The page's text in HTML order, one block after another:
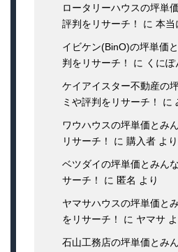
ロータリーハウスの坪単
評判をリサーチ！
に 本当
イビケン(BinO)の坪単価
判をリサーチ！
に くにぽ
ケイアイスター不動産の
ミや評判をリサーチ！
に
ワウハウスの坪単価とみ
リサーチ！
に 購入者 より
ベツダイの坪単価とみん
サーチ！
に 匿名 より
ヤマサハウスの坪単価と
をリサーチ！
に ヤマサ
石山工務店の坪単価とみ